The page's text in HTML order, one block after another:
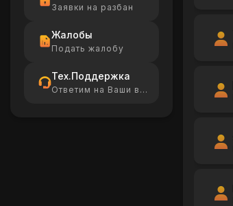
Заявки на разбан
Жалобы
Подать жалобу
Тех.Поддержка
Ответим на Ваши вопросы